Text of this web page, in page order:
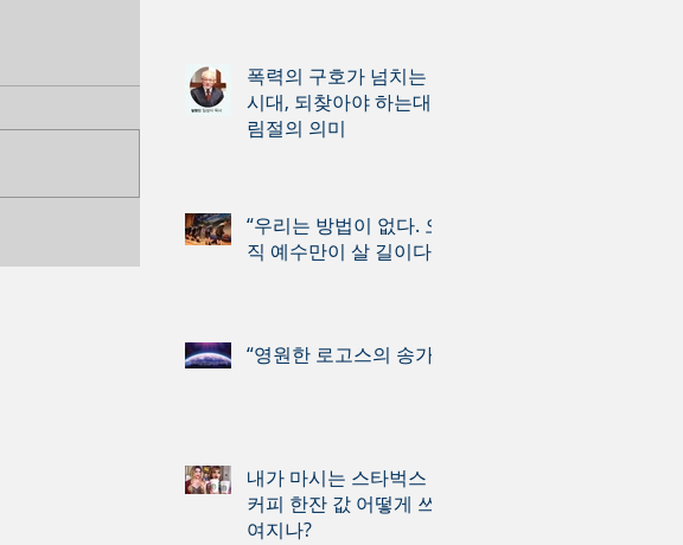
폭력의 구호가 넘치는
시대, 되찾아야 하는대
림절의 의미
“우리는 방법이 없다. 오
직 예수만이 살 길이다.”
“영원한 로고스의 송가”
내가 마시는 스타벅스
커피 한잔 값 어떻게 쓰
여지나?